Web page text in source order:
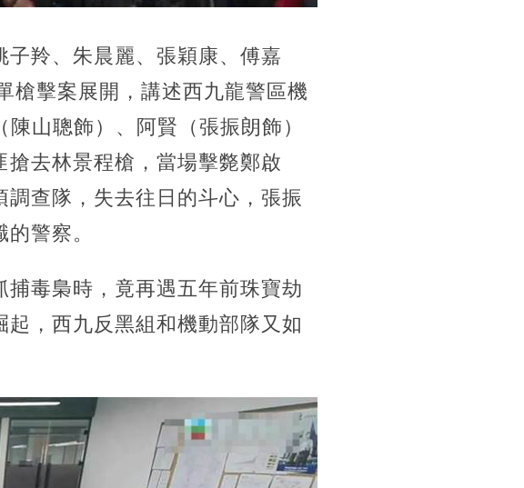
羚、朱晨麗、張穎康、傅嘉
槍擊案展開，講述西九龍警區機
山聰飾）、阿賢（張振朗飾）
去林景程槍，當場擊斃鄭啟
查隊，失去往日的斗心，張振
警察。
毒梟時，竟再遇五年前珠寶劫
，西九反黑組和機動部隊又如